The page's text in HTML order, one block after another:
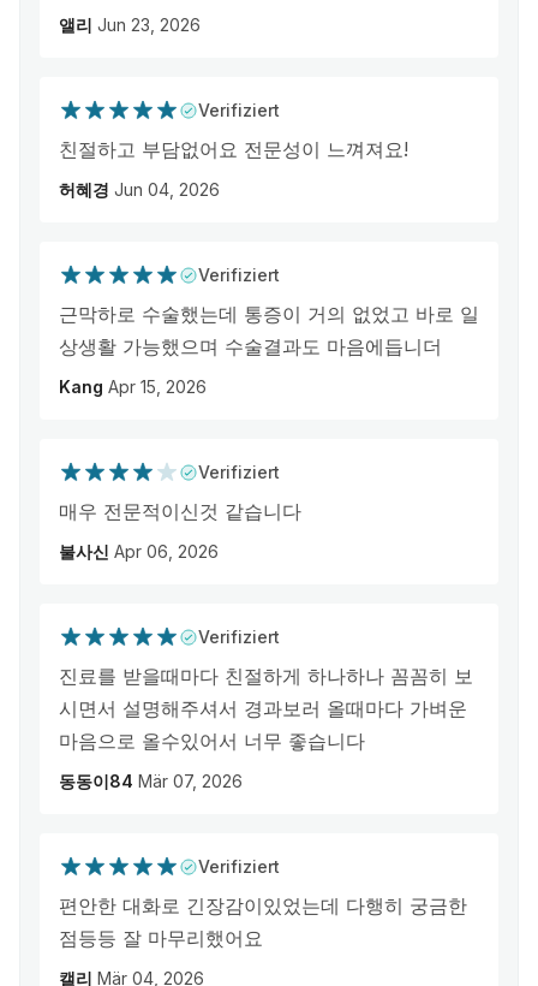
앨리 Jun 23, 2026
Verifiziert
친절하고 부담없어요 전문성이 느껴져요!
허혜경 Jun 04, 2026
Verifiziert
근막하로 수술했는데 통증이 거의 없었고 바로 일
상생활 가능했으며 수술결과도 마음에듭니더
Kang Apr 15, 2026
Verifiziert
매우 전문적이신것 같습니다
불사신 Apr 06, 2026
Verifiziert
진료를 받을때마다 친절하게 하나하나 꼼꼼히 보
시면서 설명해주셔서 경과보러 올때마다 가벼운
마음으로 올수있어서 너무 좋습니다
동동이84 Mär 07, 2026
Verifiziert
편안한 대화로 긴장감이있었는데 다행히 궁금한
점등등 잘 마무리했어요
캘리 Mär 04, 2026